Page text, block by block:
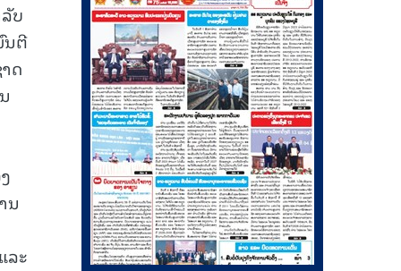
ບ
ນຕີ
ດ
ນ
ລະ